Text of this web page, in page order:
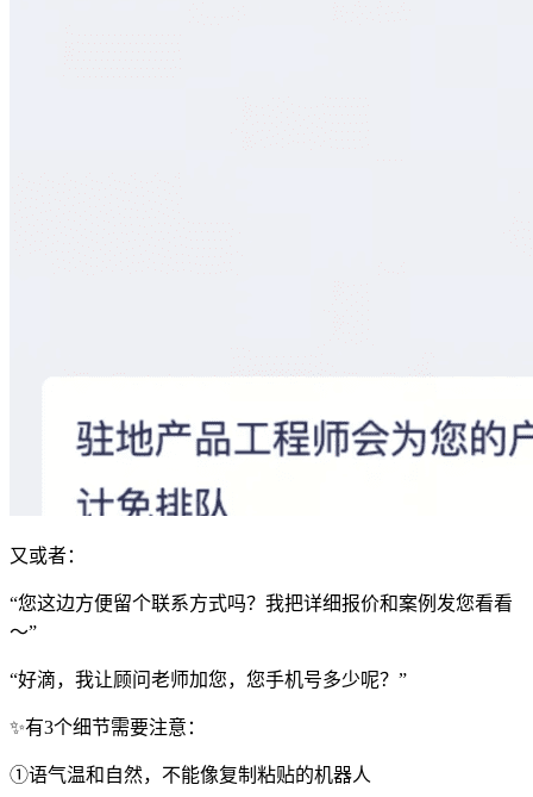
又或者：
“您这边方便留个联系方式吗？我把详细报价和案例发您看看
～”
“好滴，我让顾问老师加您，您手机号多少呢？”
✨有3个细节需要注意：
①语气温和自然，不能像复制粘贴的机器人